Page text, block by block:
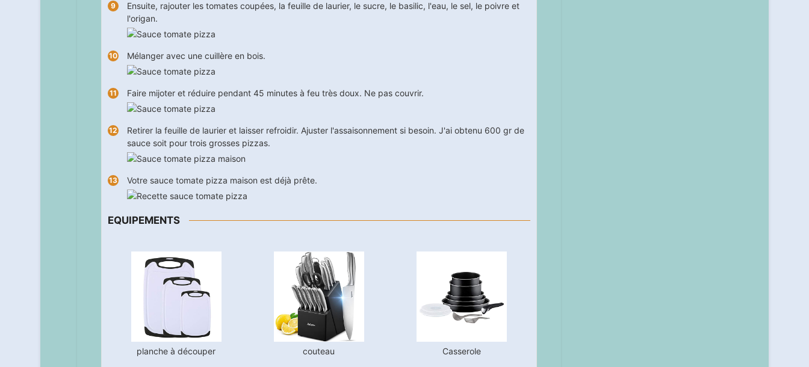
Ensuite, rajouter les tomates coupées, la feuille de laurier, le sucre, le basilic, l'eau, le sel, le poivre et
l'origan.
Mélanger avec une cuillère en bois.
Faire mijoter et réduire pendant 45 minutes à feu très doux. Ne pas couvrir.
Retirer la feuille de laurier et laisser refroidir. Ajuster l'assaisonnement si besoin. J'ai obtenu 600 gr de
sauce soit pour trois grosses pizzas.
Votre sauce tomate pizza maison est déjà prête.
EQUIPEMENTS
planche à découper couteau Casserole